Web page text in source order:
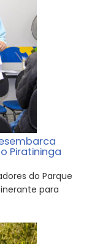
Piratininga
do Parque
para